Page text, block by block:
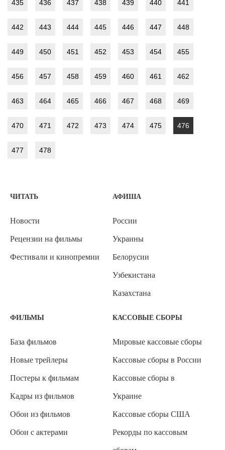
435 436 437 438 439 440 441
442 443 444 445 446 447 448
449 450 451 452 453 454 455
456 457 458 459 460 461 462
463 464 465 466 467 468 469
470 471 472 473 474 475 476
477 478
ЧИТАТЬ
Новости
Рецензии на фильмы
Фестивали и кинопремии
АФИША
России
Украины
Белорусии
Узбекистана
Казахстана
ФИЛЬМЫ
База фильмов
Новые трейлеры
Постеры к фильмам
Кадры из фильмов
Обои из фильмов
Обои с актерами
КАССОВЫЕ СБОРЫ
Мировые кассовые сборы
Кассовые сборы в России
Кассовые сборы в
Украине
Кассовые сборы США
Рекорды по кассовым